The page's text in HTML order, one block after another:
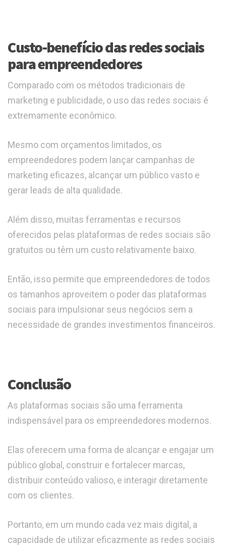
Custo-benefício das redes sociais
para empreendedores
Comparado com os métodos tradicionais de
marketing e publicidade, o uso das redes sociais é
extremamente econômico.
Mesmo com orçamentos limitados, os
empreendedores podem lançar campanhas de
marketing eficazes, alcançar um público vasto e
gerar leads de alta qualidade.
Além disso, muitas ferramentas e recursos
oferecidos pelas plataformas de redes sociais são
gratuitos ou têm um custo relativamente baixo.
Então, isso permite que empreendedores de todos
os tamanhos aproveitem o poder das plataformas
sociais para impulsionar seus negócios sem a
necessidade de grandes investimentos financeiros.
Conclusão
As plataformas sociais são uma ferramenta
indispensável para os empreendedores modernos.
Elas oferecem uma forma de alcançar e engajar um
público global, construir e fortalecer marcas,
distribuir conteúdo valioso, e interagir diretamente
com os clientes.
Portanto, em um mundo cada vez mais digital, a
capacidade de utilizar eficazmente as redes sociais